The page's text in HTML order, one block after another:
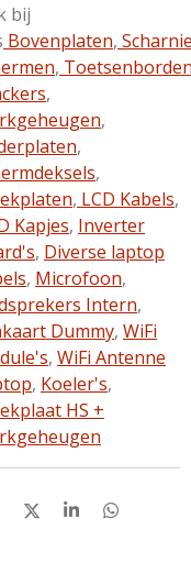
bij
Bovenplaten,
,
,
,
,
,
, LCD Kabels,
Kapjes, Inverter
, Diverse laptop
, Microfoon,
Intern,
Dummy, WiFi
, WiFi Antenne
, Koeler's,
HS +
D
S
D